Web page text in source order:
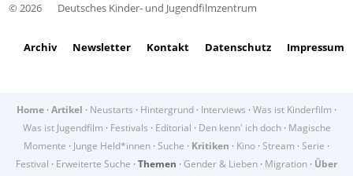
© 2026 Deutsches Kinder- und Jugendfilmzentrum
Archiv Newsletter Kontakt Datenschutz Impressum
Home · Artikel · Neustarts · Hintergrund · Interviews · Was ist Kinderfilm ·
Was ist Jugendfilm · Festivals · Editorial · Den kenn' ich doch· Magische
Momente · Junge Held*innen · Suche · Kritiken · Kino · Stream · Serie ·
Festival · Erweiterte Suche · Themen · Gender & Lieben · Migration · Über